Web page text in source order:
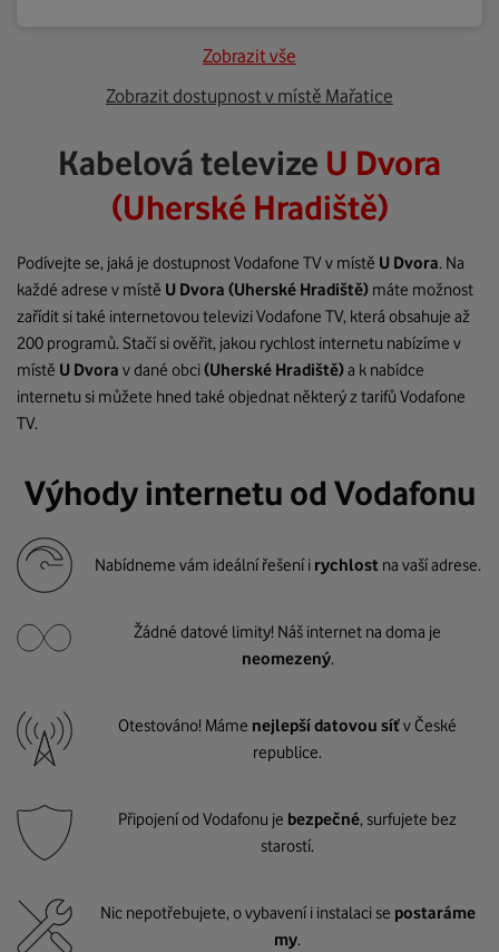
Zobrazit vše
Zobrazit dostupnost v místě Mařatice
Kabelová televize U Dvora
(Uherské Hradiště)
Podívejte se, jaká je dostupnost Vodafone TV v místě U Dvora. Na
každé adrese v místě U Dvora (Uherské Hradiště) máte možnost
zařídit si také internetovou televizi Vodafone TV, která obsahuje až
200 programů. Stačí si ověřit, jakou rychlost internetu nabízíme v
místě U Dvora v dané obci(Uherské Hradiště)a k nabídce
internetu si můžete hned také objednat některý z tarifů Vodafone
TV.
Výhody internetu od Vodafonu
Nabídneme vám ideální řešení i rychlost na vaší adrese.
Žádné datové limity! Náš internet na doma je
neomezený.
Otestováno! Máme nejlepší datovou síťv České
republice.
Připojení od Vodafonu je bezpečné, surfujete bez
starostí.
Nic nepotřebujete, o vybavení i instalaci se postaráme
my.